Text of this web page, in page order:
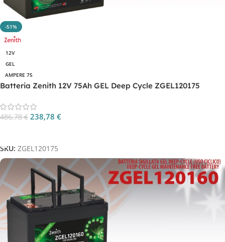
-51%
12V
GEL
AMPERE 75
Batteria Zenith 12V 75Ah GEL Deep Cycle ZGEL120175
486,78€ 238,78 €
SKU: ZGEL120175